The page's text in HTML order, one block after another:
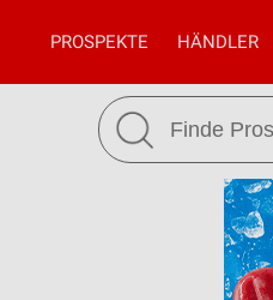
PROSPEKTE HÄNDLER